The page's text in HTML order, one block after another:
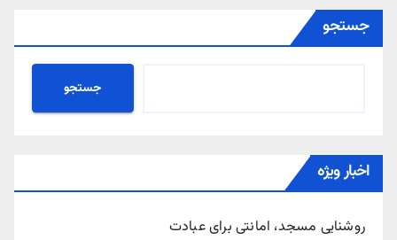
جستجو
جستجو
اخبار ویژه
روشنایی مسجد، امانتی برای عبادت